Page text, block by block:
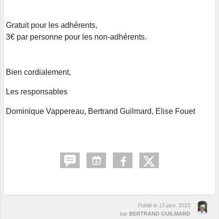
Gratuit pour les adhérents,
3€ par personne pour les non-adhérents.
Bien cordialement,
Les responsables
Dominique Vappereau, Bertrand Guilmard, Elise Fouet
Publié le 13 janv. 2023
par BERTRAND GUILMARD